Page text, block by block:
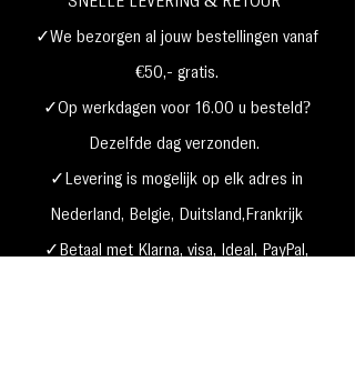
✓We bezorgen al jouw bestellingen vanaf
€50,- gratis.
✓Op werkdagen voor 16.00 u besteld?
Dezelfde dag verzonden.
✓Levering is mogelijk op elk adres in
Nederland, België, Duitsland,Frankrijk
✓Betaal met Klarna, visa, Ideal, PayPal,